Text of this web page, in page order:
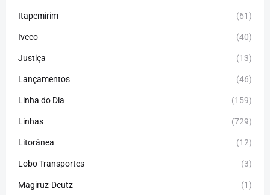
Itapemirim (61)
Iveco (40)
Justiça (13)
Lançamentos (46)
Linha do Dia (159)
Linhas (729)
Litorânea (12)
Lobo Transportes (3)
Magiruz-Deutz (1)